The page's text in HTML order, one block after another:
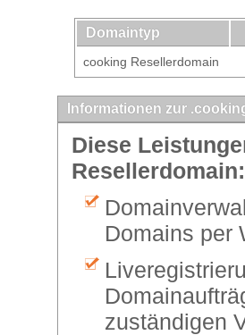
Domaintyp
cooking Resellerdomain
Informationen zur
Diese
Resellerdomain:
Domains per
zuständigen